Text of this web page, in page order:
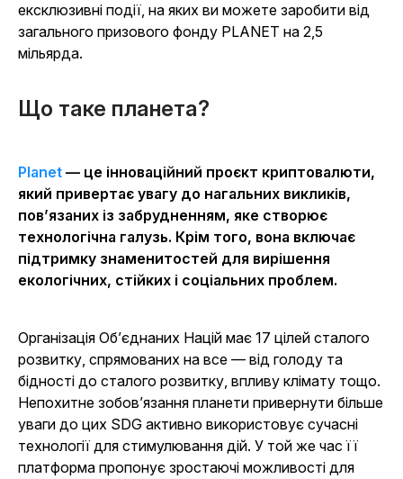
ексклюзивні події, на яких ви можете заробити від
загального призового фонду PLANET на 2,5
мільярда.
Що таке планета?
Planet — це інноваційний проєкт криптовалюти,
який привертає увагу до нагальних викликів,
пов’язаних із забрудненням, яке створює
технологічна галузь. Крім того, вона включає
підтримку знаменитостей для вирішення
екологічних, стійких і соціальних проблем.
Організація Об’єднаних Націй має 17 цілей сталого
розвитку, спрямованих на все — від голоду та
бідності до сталого розвитку, впливу клімату тощо.
Непохитне зобов’язання планети привернути більше
уваги до цих SDG активно використовує сучасні
технології для стимулювання дій. У той же час її
платформа пропонує зростаючі можливості для